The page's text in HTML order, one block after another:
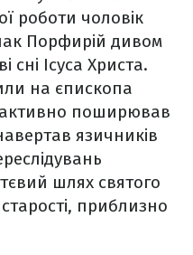
роботи чоловік
Порфирій дивом
сні Ісуса Христа.
на єпископа
активно поширював
язичників
шлях святого
приблизно